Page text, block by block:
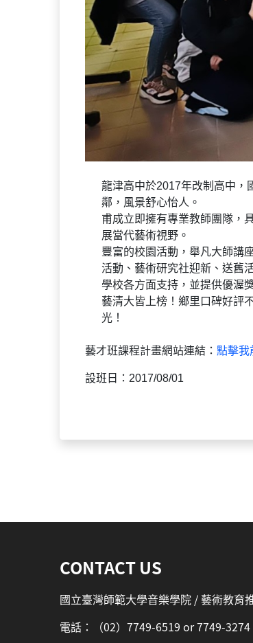
龍津高中於2017年改制高中，
鄰，風景舒心怡人。
甫成立即擁有專業教師團隊，
展當代藝術視野。
豐富的校園活動，舉凡大師講
活動、藝術研究社迎新、送舊
學校各方面支持，並提供優渥
藝清大皆上榜！鄉里口碑好評
光！
藝才班課程計畫網站連結： 點擊我
設班日：2017/08/01
CONTACT US
國立臺灣師範大學音樂學院 / 藝術教育
電話：（02）7749-6519 or 7749-